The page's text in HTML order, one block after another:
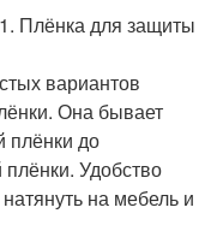
Плёнка для защиты
вариантов
Она бывает
плёнки до
Удобство
на мебель и